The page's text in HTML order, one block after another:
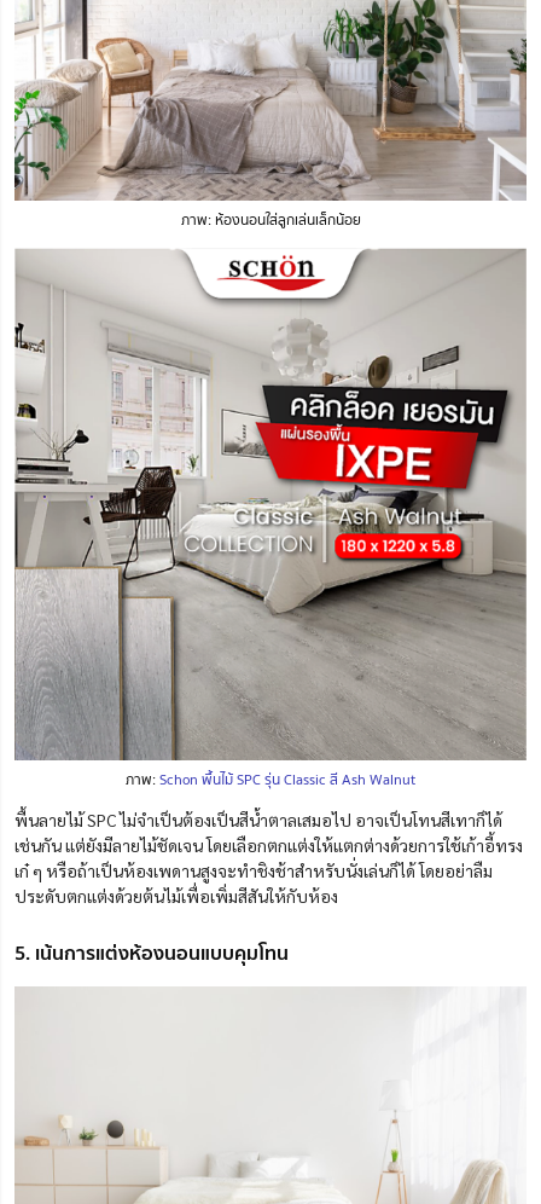
ภาพ: ห้องนอนใส่ลูกเล่นเล็กน้อย
ภาพ:Schon พื้นไม้ SPC รุ่น Classic สี Ash Walnut
พื้นลายไม้ SPC ไม่จำเป็นต้องเป็นสีน้ำตาลเสมอไป อาจเป็นโทนสีเทาก็ได้
เช่นกัน แต่ยังมีลายไม้ชัดเจน โดยเลือกตกแต่งให้แตกต่างด้วยการใช้เก้าอี้ทรง
เก๋ ๆ หรือถ้าเป็นห้องเพดานสูงจะทำชิงช้าสำหรับนั่งเล่นก็ได้ โดยอย่าลืม
ประดับตกแต่งด้วยต้นไม้เพื่อเพิ่มสีสันให้กับห้อง
5. เน้นการแต่งห้องนอนแบบคุมโทน